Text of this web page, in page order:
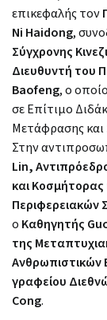
επικεφαλής τον
Ni Haidong,
Σύγχρονης
Διευθυντή του
Baofeng, ο
σε Επίτιμο
Μετάφρασης και
Στην
Lin,
και Κοσμήτορας
Περιφερειακών
ο Καθηγητής
της
Ανθρωπιστικών
γραφείου
Cong.